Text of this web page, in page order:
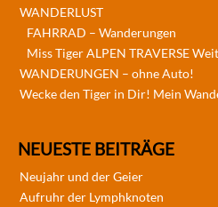
WANDERLUST
FAHRRAD – Wanderungen
Miss Tiger ALPEN TRAVERSE
WANDERUNGEN – ohne Auto!
Wecke den Tiger in Dir! Mein
NEUESTE BEITRÄGE
Neujahr und der Geier
Aufruhr der Lymphknoten